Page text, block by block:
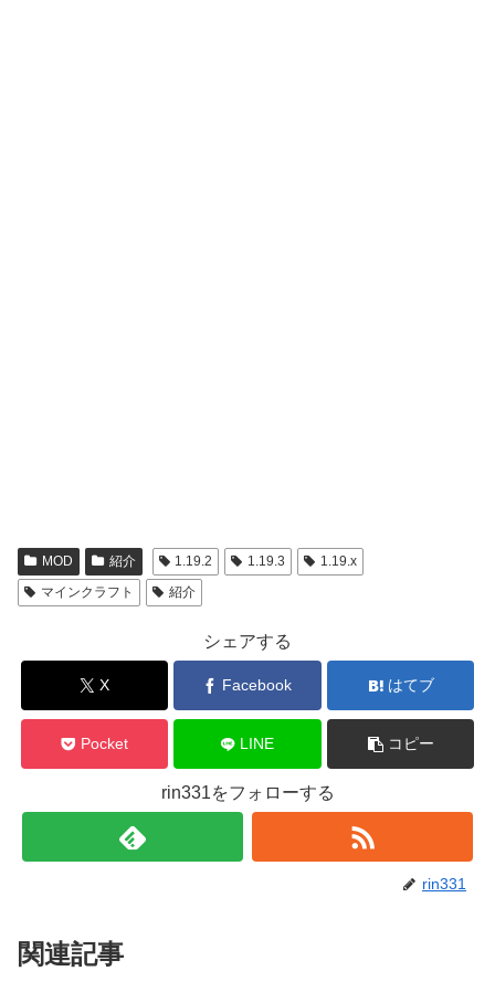
MOD 紹介 1.19.2 1.19.3
1.19.x
マインクラフト
紹介
シェアする
X Facebook はてブ
Pocket LINE コピー
rin331をフォローする
rin331
関連記事